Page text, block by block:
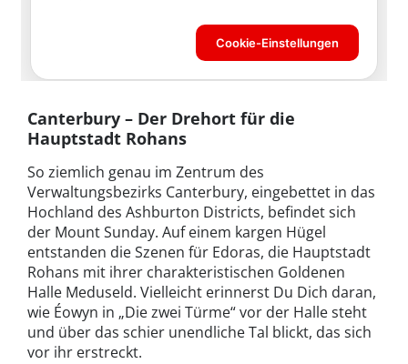
Canterbury – Der Drehort für die
Hauptstadt Rohans
So ziemlich genau im Zentrum des
Verwaltungsbezirks Canterbury, eingebettet in das
Hochland des Ashburton Districts, befindet sich
der Mount Sunday. Auf einem kargen Hügel
entstanden die Szenen für Edoras, die Hauptstadt
Rohans mit ihrer charakteristischen Goldenen
Halle Meduseld. Vielleicht erinnerst Du Dich daran,
wie Éowyn in „Die zwei Türme“ vor der Halle steht
und über das schier unendliche Tal blickt, das sich
vor ihr erstreckt.